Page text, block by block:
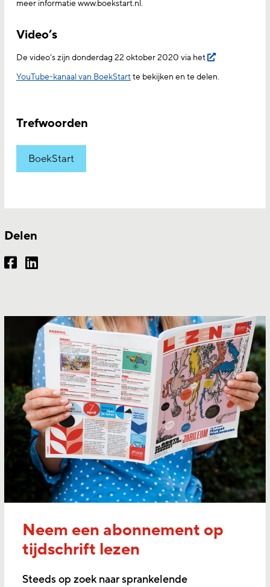
meer informatie www.boekstart.nl.
Video’s
De video’s zijn donderdag 22 oktober 2020 via het
YouTube-kanaal van BoekStartte bekijken en te delen.
Trefwoorden
BoekStart
Delen
Neem een abonnement op
tijdschrift lezen
Steeds op zoek naar sprankelende